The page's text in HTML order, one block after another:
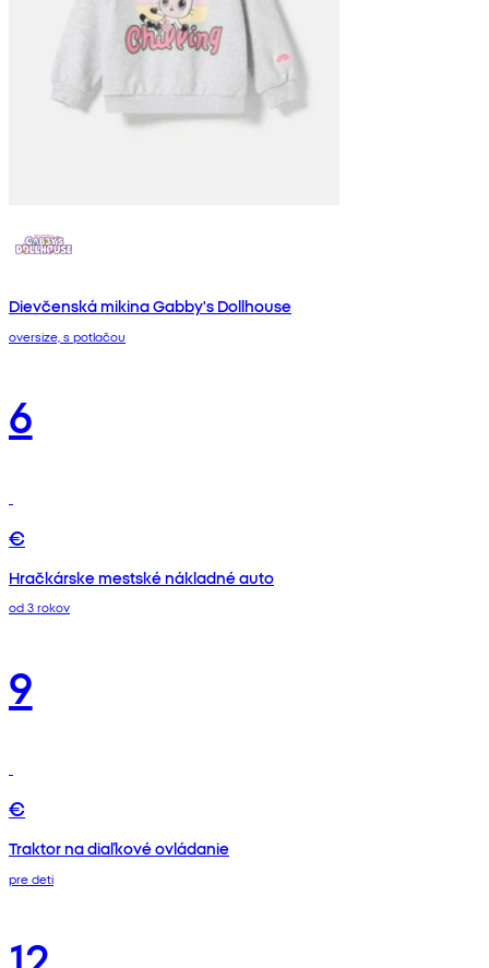
Dievčenská mikina Gabby's Dollhouse
oversize, s potlačou
6
€
Hračkárske mestské nákladné auto
od 3 rokov
9
€
Traktor na diaľkové ovládanie
pre deti
12